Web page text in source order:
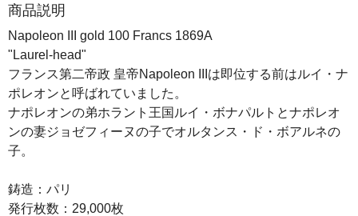
商品説明
Napoleon III gold 100 Francs 1869A
"Laurel-head"
フランス第二帝政 皇帝Napoleon IIIは即位する前はルイ・ナ
ポレオンと呼ばれていました。
ナポレオンの弟ホラント王国ルイ・ボナパルトとナポレオ
ンの妻ジョゼフィーヌの子でオルタンス・ド・ボアルネの
子。
鋳造：パリ
発行枚数：29,000枚